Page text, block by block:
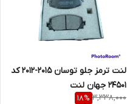
لنت ترمز جلو توسان 2015-2012 کد
24501 جهان لنت
3,338,000
18%